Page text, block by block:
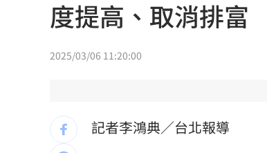
一張百萬太貴！他公開高價股買
獨／海外遊學增強外語 台人夯
長尾獼猴失控狂襲居民！官方追
度提高、取消排富
2025/03/06 11:20:00
記者李鴻典／台北報導